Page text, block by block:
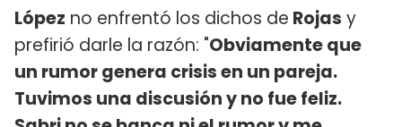
López no enfrentó los dichos de Rojas y
prefirió darle la razón: "Obviamente que
un rumor genera crisis en un pareja.
Tuvimos una discusión y no fue feliz.